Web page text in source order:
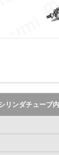
リンダチューブ